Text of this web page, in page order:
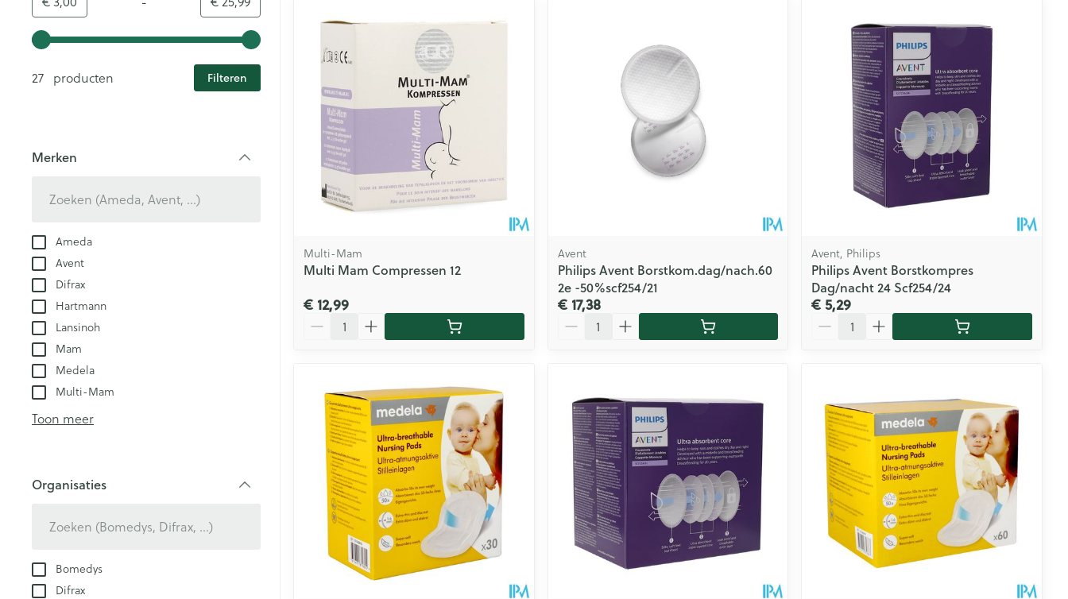
Gebruik de pijltjestoetsen links en rechts om de minimale en maximale prijswaarden aan te passen.
27 producten
Filteren
Merken
Ameda
Avent
Difrax
Hartmann
Lansinoh
Mam
Medela
Multi-Mam
Toon meer
Organisaties
Bomedys
Difrax
Multi-Mam
Multi Mam Compressen 12
€ 12,99
Avent
Philips Avent Borstkom.dag/nach.60
2e -50%scf254/21
€ 17,38
Avent, Philips
Philips Avent Borstkompres
Dag/nacht 24 Scf254/24
€ 5,29